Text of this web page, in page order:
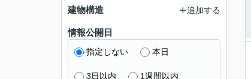
建物構造 追加する
情報公開日
指定しない 本日
3日以内 1週間以内